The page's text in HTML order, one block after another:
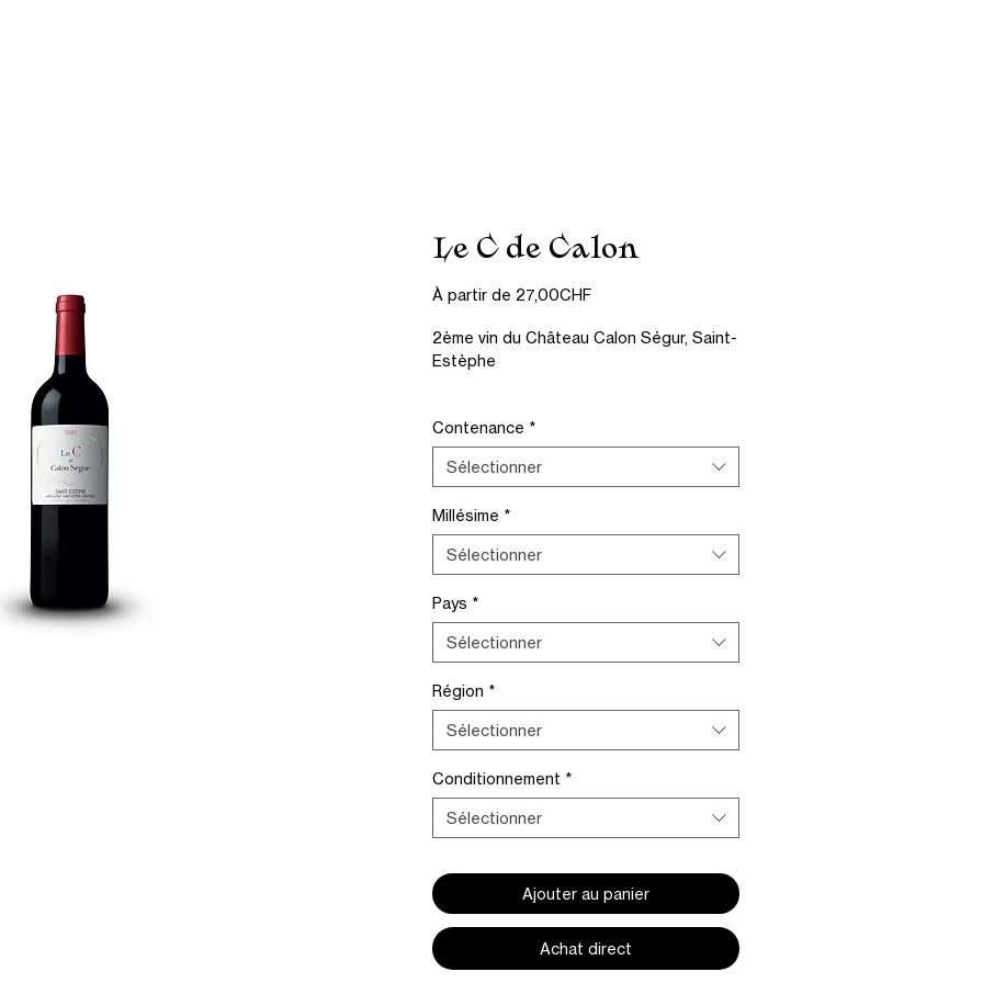
Le C de Calon
À partir de 27,00CHFPrix
2ème vin du Château Calon Ségur, Saint-
Estèphe
Contenance *
Sélectionner
Millésime *
Sélectionner
Pays *
Sélectionner
Région *
Sélectionner
Conditionnement *
Sélectionner
Ajouter au panier
Achat direct